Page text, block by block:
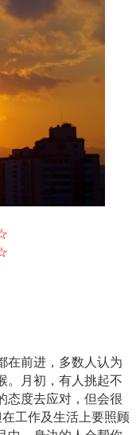
在前进，多数人认为
。月初，有人挑起不
态度去应对，但会很
工作及生活上要照顾